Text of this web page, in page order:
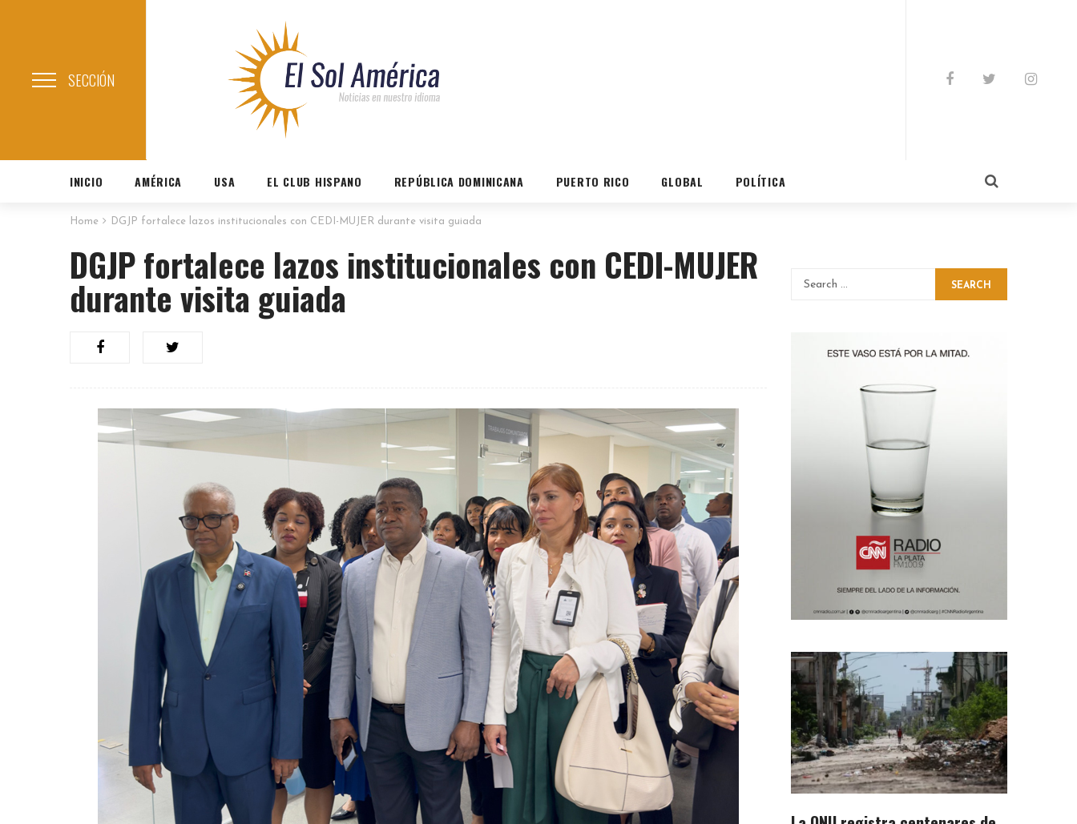
SECCIÓN
INICIO AMÉRICA USA EL CLUB HISPANO REPÚBLICA DOMINICANA PUERTO RICO GLOBAL POLÍTICA
Home DGJP fortalece lazos institucionales con CEDI-MUJER durante visita guiada
DGJP fortalece lazos institucionales con CEDI-MUJER
durante visita guiada SEARCH